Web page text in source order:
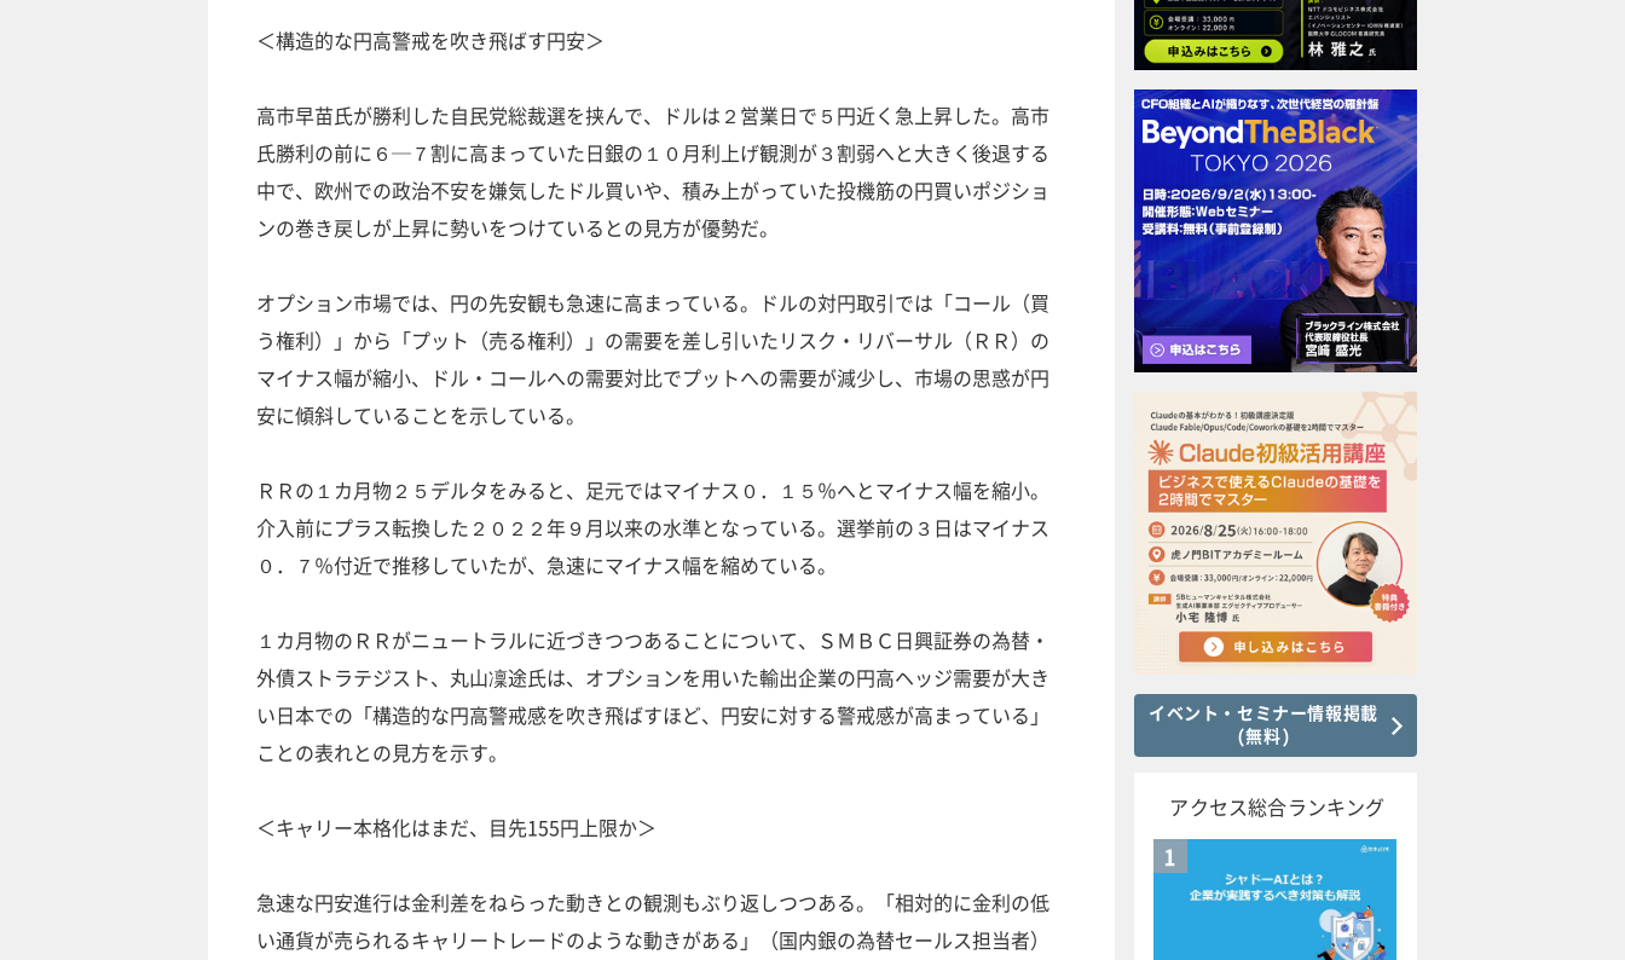
＜構造的な円高警戒を吹き飛ばす円安＞
高市早苗氏が勝利した自民党総裁選を挟んで、ドルは２営業日で５円近く急上昇した。高市
氏勝利の前に６─７割に高まっていた日銀の１０月利上げ観測が３割弱へと大きく後退する
中で、欧州での政治不安を嫌気したドル買いや、積み上がっていた投機筋の円買いポジショ
ンの巻き戻しが上昇に勢いをつけているとの見方が優勢だ。
オプション市場では、円の先安観も急速に高まっている。ドルの対円取引では「コール（買
う権利）」から「プット（売る権利）」の需要を差し引いたリスク・リバーサル（ＲＲ）の
マイナス幅が縮小、ドル・コールへの需要対比でプットへの需要が減少し、市場の思惑が円
安に傾斜していることを示している。
ＲＲの１カ月物２５デルタをみると、足元ではマイナス０．１５％へとマイナス幅を縮小。
介入前にプラス転換した２０２２年９月以来の水準となっている。選挙前の３日はマイナス
０．７％付近で推移していたが、急速にマイナス幅を縮めている。
１カ月物のＲＲがニュートラルに近づきつつあることについて、ＳＭＢＣ日興証券の為替・
外債ストラテジスト、丸山凜途氏は、オプションを用いた輸出企業の円高ヘッジ需要が大き
い日本での「構造的な円高警戒感を吹き飛ばすほど、円安に対する警戒感が高まっている」
ことの表れとの見方を示す。
＜キャリー本格化はまだ、目先155円上限か＞
急速な円安進行は金利差をねらった動きとの観測もぶり返しつつある。「相対的に金利の低
い通貨が売られるキャリートレードのような動きがある」（国内銀の為替セールス担当者）
イベント・セミナー情報掲載
(無料)
アクセス総合ランキング
1